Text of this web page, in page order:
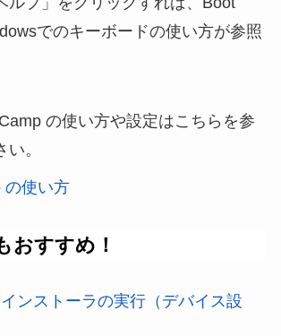
でのキーボードの使い方が参照
の使い方や設定はこちらを参
。
の使い方
おすすめ！
ンストーラの実行（デバイス設